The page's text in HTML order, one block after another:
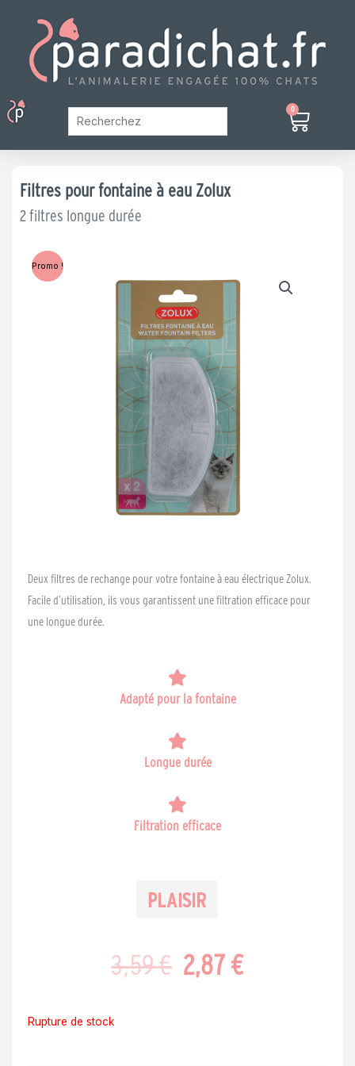
contenu
Menu 0
Panier
Filtres pour fontaine à eau Zolux
2 filtres longue durée
Promo !
Deux filtres de rechange pour votre fontaine à eau électrique Zolux.
Facile d’utilisation, ils vous garantissent une filtration efficace pour
une longue durée.
Adapté pour la fontaine
Longue durée
Filtration efficace
3,59€ Le
2,87€Le
Rupture de stock